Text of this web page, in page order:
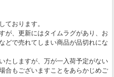
ております。
が、更新にはタイムラグがあり、お
どで売れてしまい商品が品切れにな
たしますが、万が一入荷予定がない
合もございますことをあらかじめご